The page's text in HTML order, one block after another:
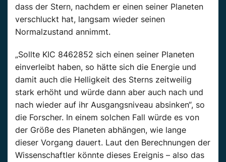
dass der Stern, nachdem er einen seiner Planeten
verschluckt hat, langsam wieder seinen
Normalzustand annimmt.
„Sollte KIC 8462852 sich einen seiner Planeten
einverleibt haben, so hätte sich die Energie und
damit auch die Helligkeit des Sterns zeitweilig
stark erhöht und würde dann aber auch nach und
nach wieder auf ihr Ausgangsniveau absinken“, so
die Forscher. In einem solchen Fall würde es von
der Größe des Planeten abhängen, wie lange
dieser Vorgang dauert. Laut den Berechnungen der
Wissenschaftler könnte dieses Ereignis – also das